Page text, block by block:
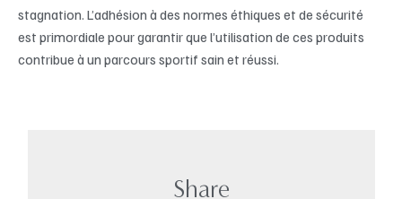
stagnation. L’adhésion à des normes éthiques et de sécurité
est primordiale pour garantir que l’utilisation de ces produits
contribue à un parcours sportif sain et réussi.
Share